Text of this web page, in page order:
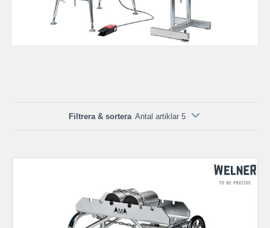
Filtrera & sortera Antal artiklar 5